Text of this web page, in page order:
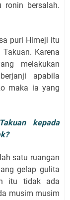
ronin bersalah.
puri Himeji itu
Karena
melakukan
apabila
maka ia yang
kepada
satu ruangan
gelap gulita
itu tidak ada
musim musim